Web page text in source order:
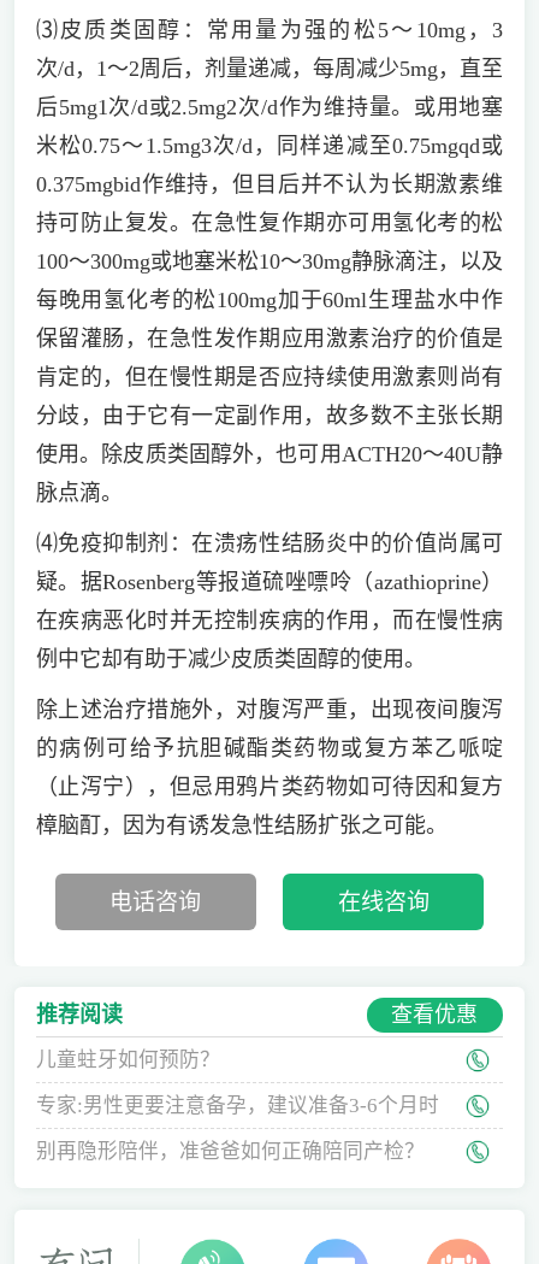
⑶皮质类固醇：常用量为强的松5～10mg，3
次/d，1～2周后，剂量递减，每周减少5mg，直至
后5mg1次/d或2.5mg2次/d作为维持量。或用地塞
米松0.75～1.5mg3次/d，同样递减至0.75mgqd或
0.375mgbid作维持，但目后并不认为长期激素维
持可防止复发。在急性复作期亦可用氢化考的松
100～300mg或地塞米松10～30mg静脉滴注，以及
每晚用氢化考的松100mg加于60ml生理盐水中作
保留灌肠，在急性发作期应用激素治疗的价值是
肯定的，但在慢性期是否应持续使用激素则尚有
分歧，由于它有一定副作用，故多数不主张长期
使用。除皮质类固醇外，也可用ACTH20～40U静
脉点滴。
⑷免疫抑制剂：在溃疡性结肠炎中的价值尚属可
疑。据Rosenberg等报道硫唑嘌呤（azathioprine）
在疾病恶化时并无控制疾病的作用，而在慢性病
例中它却有助于减少皮质类固醇的使用。
除上述治疗措施外，对腹泻严重，出现夜间腹泻
的病例可给予抗胆碱酯类药物或复方苯乙哌啶
（止泻宁），但忌用鸦片类药物如可待因和复方
樟脑酊，因为有诱发急性结肠扩张之可能。
电话咨询 在线咨询
推荐阅读 查看优惠
儿童蛀牙如何预防？
专家:男性更要注意备孕，建议准备3-6个月时
间
别再隐形陪伴，准爸爸如何正确陪同产检？